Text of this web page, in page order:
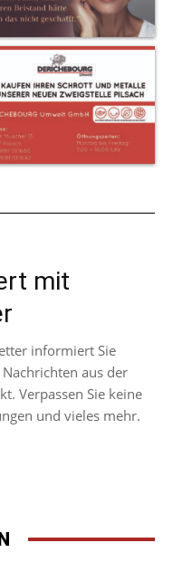
mit
informiert Sie
aus der
Verpassen Sie keine
und vieles mehr.